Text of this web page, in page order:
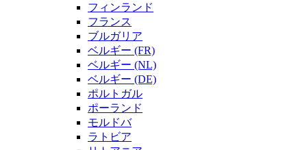
フィンランド
フランス
ブルガリア
ベルギー (FR)
ベルギー (NL)
ベルギー (DE)
ポルトガル
ポーランド
モルドバ
ラトビア